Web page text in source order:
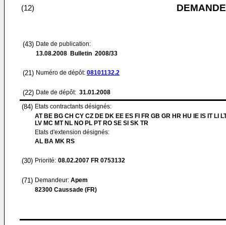
(12)
(43) Date de publication:
13.08.2008 Bulletin 2008/33
(21) Numéro de dépôt: 08101132.2
(22) Date de dépôt: 31.01.2008
(84) Etats contractants désignés:
AT BE BG CH CY CZ DE DK EE ES FI FR GB GR HR HU IE IS IT LI
LV MC MT NL NO PL PT RO SE SI SK TR
Etats d'extension désignés:
AL BA MK RS
(30) Priorité: 08.02.2007 FR 0753132
(71) Demandeur: Apem
82300 Caussade (FR)